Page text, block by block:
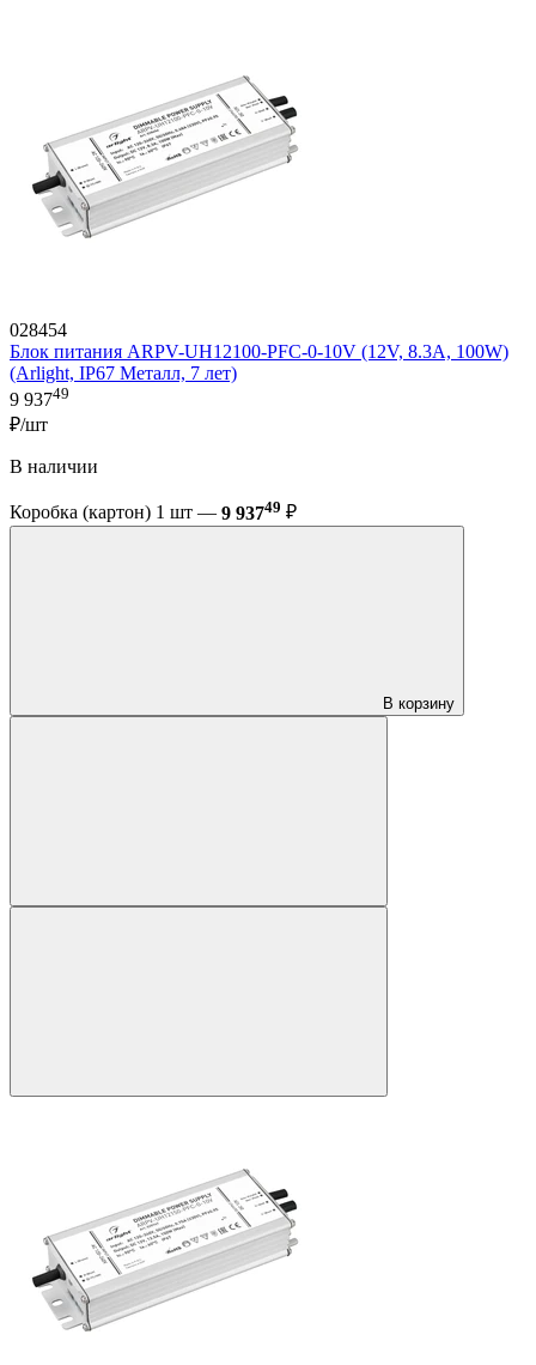
028454
Блок питания ARPV-UH12100-PFC-0-10V (12V, 8.3A, 100W)
(Arlight, IP67 Металл, 7 лет)
9 93749
₽/шт
В наличии
Коробка (картон) 1 шт — 9 93749 ₽
В корзину